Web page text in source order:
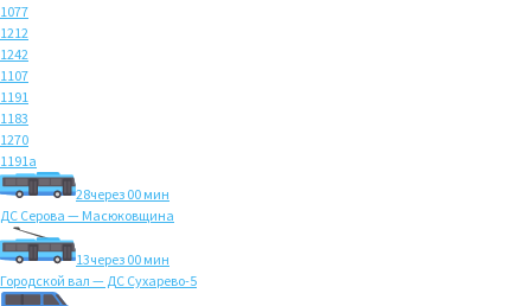
1077
1212
1242
1107
1191
1183
1270
1191а
28через 00 мин
ДС Серова — Масюковщина
13через 00 мин
Городской вал — ДС Сухарево-5